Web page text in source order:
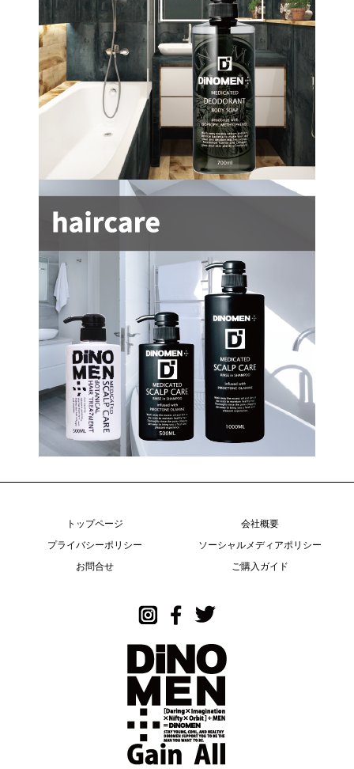
トップページ
会社概要
プライバシーポリシー
ソーシャルメディアポリシー
お問合せ
ご購入ガイド